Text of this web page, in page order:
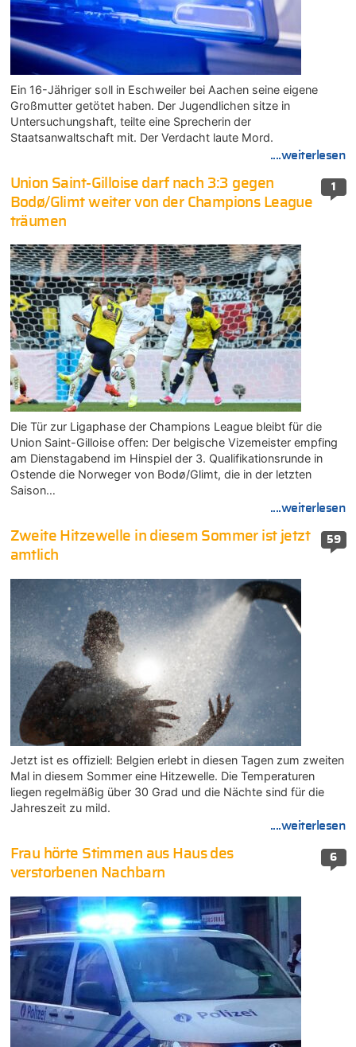
Ein 16-Jähriger soll in Eschweiler bei Aachen seine eigene
Großmutter getötet haben. Der Jugendlichen sitze in
Untersuchungshaft, teilte eine Sprecherin der
Staatsanwaltschaft mit. Der Verdacht laute Mord.
....weiterlesen
1
Union Saint-Gilloise darf nach 3:3 gegen
Bodø/Glimt weiter von der Champions League
träumen
Die Tür zur Ligaphase der Champions League bleibt für die
Union Saint-Gilloise offen: Der belgische Vizemeister empfing
am Dienstagabend im Hinspiel der 3. Qualifikationsrunde in
Ostende die Norweger von Bodø/Glimt, die in der letzten
Saison…
....weiterlesen
59
Zweite Hitzewelle in diesem Sommer ist jetzt
amtlich
Jetzt ist es offiziell: Belgien erlebt in diesen Tagen zum zweiten
Mal in diesem Sommer eine Hitzewelle. Die Temperaturen
liegen regelmäßig über 30 Grad und die Nächte sind für die
Jahreszeit zu mild.
....weiterlesen
6
Frau hörte Stimmen aus Haus des
verstorbenen Nachbarn